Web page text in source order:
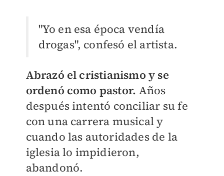
"Yo en esa época vendía
drogas", confesó el artista.
Abrazó el cristianismo y se
ordenó como pastor. Años
después intentó conciliar su fe
con una carrera musical y
cuando las autoridades de la
iglesia lo impidieron,
abandonó.